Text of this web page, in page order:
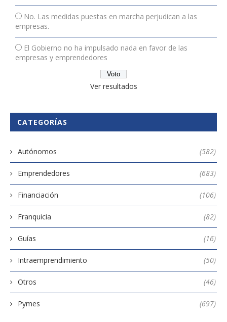
No. Las medidas puestas en marcha perjudican a las
empresas.
El Gobierno no ha impulsado nada en favor de las
empresas y emprendedores
Ver resultados
CATEGORÍAS
Autónomos (582)
Emprendedores (683)
Financiación (106)
Franquicia (82)
Guías (16)
Intraemprendimiento (50)
Otros (46)
Pymes (697)